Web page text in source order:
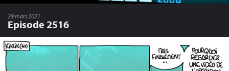
29 mars 2021
Episode 2516